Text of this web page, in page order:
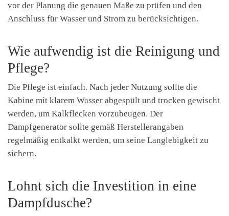
vor der Planung die genauen Maße zu prüfen und den
Anschluss für Wasser und Strom zu berücksichtigen.
Wie aufwendig ist die Reinigung und
Pflege?
Die Pflege ist einfach. Nach jeder Nutzung sollte die
Kabine mit klarem Wasser abgespült und trocken gewischt
werden, um Kalkflecken vorzubeugen. Der
Dampfgenerator sollte gemäß Herstellerangaben
regelmäßig entkalkt werden, um seine Langlebigkeit zu
sichern.
Lohnt sich die Investition in eine
Dampfdusche?